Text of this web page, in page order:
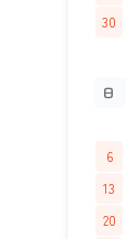
30
日
6
13
20